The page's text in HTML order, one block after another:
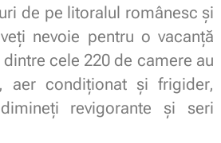
de pe litoralul românesc și
nevoie pentru o vacanță
cele 220 de camere au
aer condiționat și frigider,
revigorante și seri